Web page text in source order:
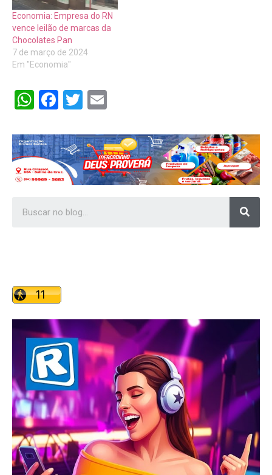
Economia: Empresa do RN
vence leilão de marcas da
Chocolates Pan
7 de março de 2024
Em "Economia"
WhatsApp
Facebook
Twitter